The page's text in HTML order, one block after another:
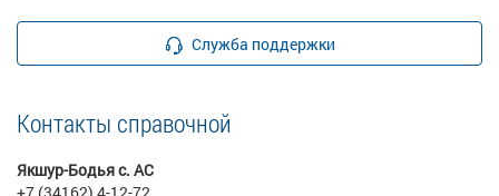
Служба поддержки
Контакты справочной
Якшур-Бодья с. АС